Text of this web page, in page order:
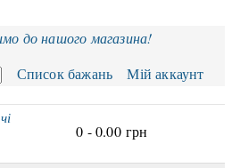
до нашого магазина!
Список бажань Мій аккаунт
0 -0.00 грн